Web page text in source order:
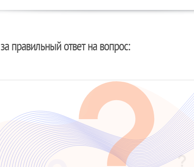
за правильный ответ на вопрос: